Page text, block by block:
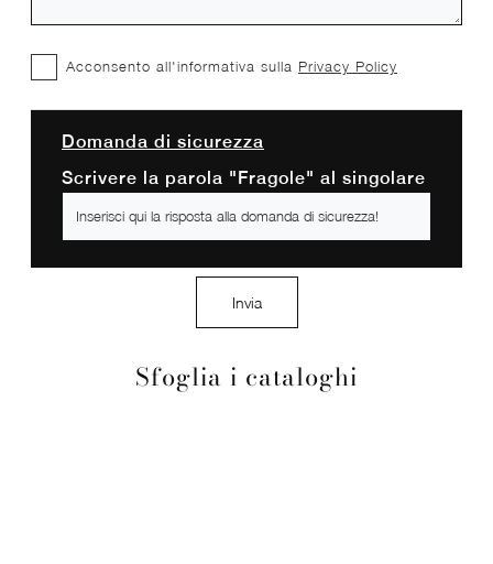
Sfoglia i cataloghi
Acconsento all'informativa sulla Privacy Policy
Domanda di sicurezza
Scrivere la parola "Fragole" al singolare
Invia